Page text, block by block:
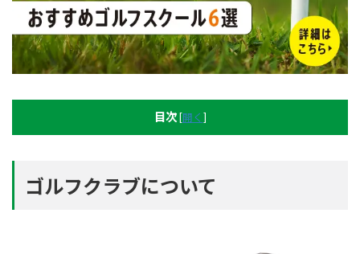
目次 [開く ]
ゴルフクラブについて